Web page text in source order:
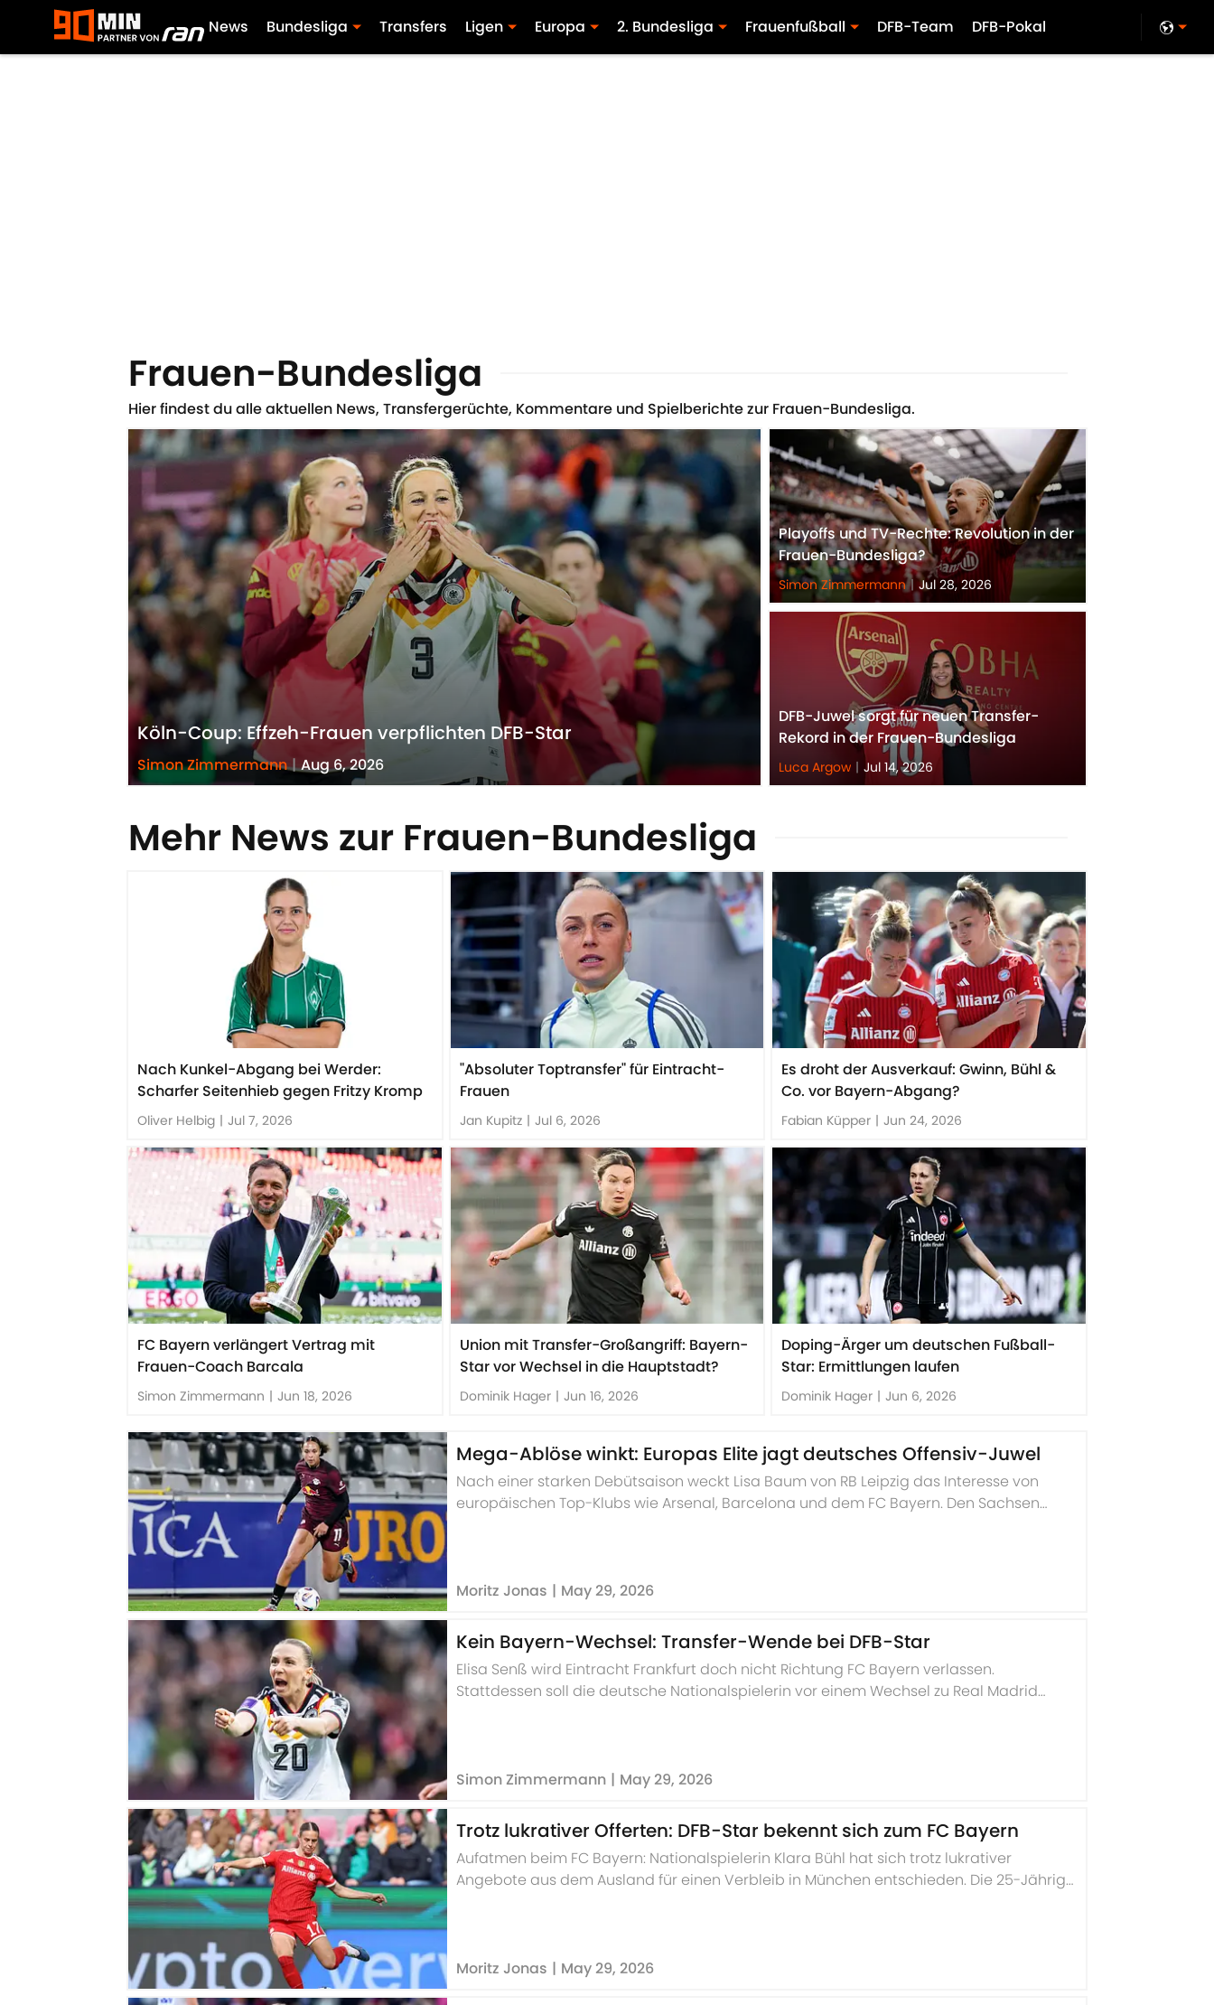
News Bundesliga Transfers Ligen Europa 2. Bundesliga Frauenfußball DFB-Team DFB-Pokal
Frauen-Bundesliga
Hier findest du alle aktuellen News, Transfergerüchte, Kommentare und Spielberichte zur Frauen-Bundesliga.
Köln-Coup: Effzeh-Frauen verpflichten DFB-Star
Simon Zimmermann | Aug 6, 2026
Playoffs und TV-Rechte: Revolution in der
Frauen-Bundesliga?
Simon Zimmermann | Jul 28, 2026
DFB-Juwel sorgt für neuen Transfer-
Rekord in der Frauen-Bundesliga
Luca Argow | Jul 14, 2026
Mehr News zur Frauen-Bundesliga
Nach Kunkel-Abgang bei Werder:
Scharfer Seitenhieb gegen Fritzy Kromp
Oliver Helbig | Jul 7, 2026
"Absoluter Toptransfer" für Eintracht-
Frauen
Jan Kupitz | Jul 6, 2026
Es droht der Ausverkauf: Gwinn, Bühl &
Co. vor Bayern-Abgang?
Fabian Küpper | Jun 24, 2026
FC Bayern verlängert Vertrag mit
Frauen-Coach Barcala
Simon Zimmermann | Jun 18, 2026
Union mit Transfer-Großangriff: Bayern-
Star vor Wechsel in die Hauptstadt?
Dominik Hager | Jun 16, 2026
Doping-Ärger um deutschen Fußball-
Star: Ermittlungen laufen
Dominik Hager | Jun 6, 2026
Mega-Ablöse winkt: Europas Elite jagt deutsches Offensiv-Juwel
Nach einer starken Debütsaison weckt Lisa Baum von RB Leipzig das Interesse von
europäischen Top-Klubs wie Arsenal, Barcelona und dem FC Bayern. Den Sachsen
Moritz Jonas | May 29, 2026
Kein Bayern-Wechsel: Transfer-Wende bei DFB-Star
Elisa Senß wird Eintracht Frankfurt doch nicht Richtung FC Bayern verlassen.
Stattdessen soll die deutsche Nationalspielerin vor einem Wechsel zu Real Madrid
Simon Zimmermann | May 29, 2026
Trotz lukrativer Offerten: DFB-Star bekennt sich zum FC Bayern
Aufatmen beim FC Bayern: Nationalspielerin Klara Bühl hat sich trotz lukrativer
Angebote aus dem Ausland für einen Verbleib in München entschieden. Die 25-Jährige
Moritz Jonas | May 29, 2026